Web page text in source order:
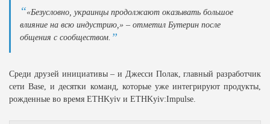
«Безусловно, украинцы продолжают оказывать большое
влияние на всю индустрию,» – отметил Бутерин после
общения с сообществом.
Среди друзей инициативы – и Джесси Полак, главный разработчик
сети Base, и десятки команд, которые уже интегрируют продукты,
рожденные во время ETHKyiv и ETHKyiv:Impulse.